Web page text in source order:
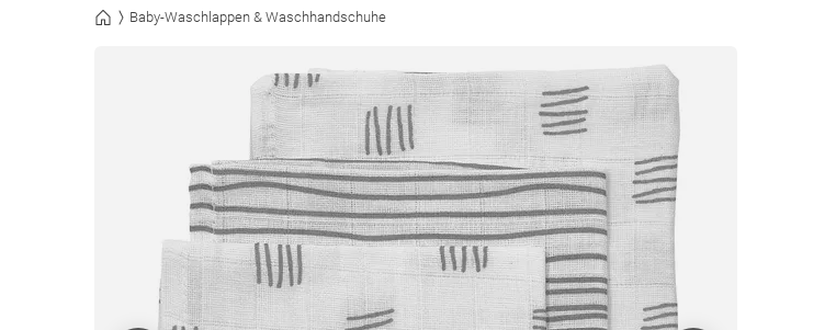
Baby-Waschlappen & Waschhandschuhe